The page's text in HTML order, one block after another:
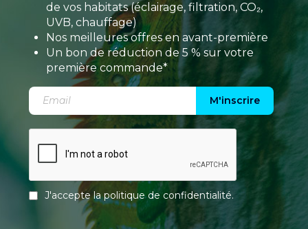
de vos habitats (éclairage, filtration, CO₂,
UVB, chauffage)
Nos meilleures offres en avant-première
Un bon de réduction de 5 % sur votre
première commande*
M'inscrire
J'accepte lapolitique de confidentialité.